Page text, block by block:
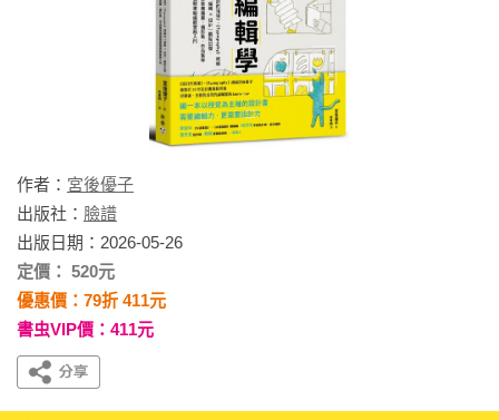
作者： 宮後優子
出版社： 臉譜
出版日期：2026-05-26
定價： 520元
優惠價：79折 411元
書虫VIP價：411元